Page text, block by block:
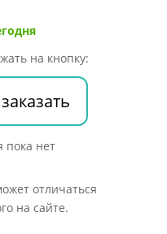
на кнопку:
отличаться
на сайте.